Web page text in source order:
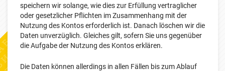
speichern wir solange, wie dies zur Erfüllung vertraglicher
oder gesetzlicher Pflichten im Zusammenhang mit der
Nutzung des Kontos erforderlich ist. Danach löschen wir die
Daten unverzüglich. Gleiches gilt, sofern Sie uns gegenüber
die Aufgabe der Nutzung des Kontos erklären.
Die Daten können allerdings in allen Fällen bis zum Ablauf